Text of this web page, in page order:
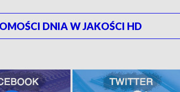
DNIA W JAKOŚCI HD